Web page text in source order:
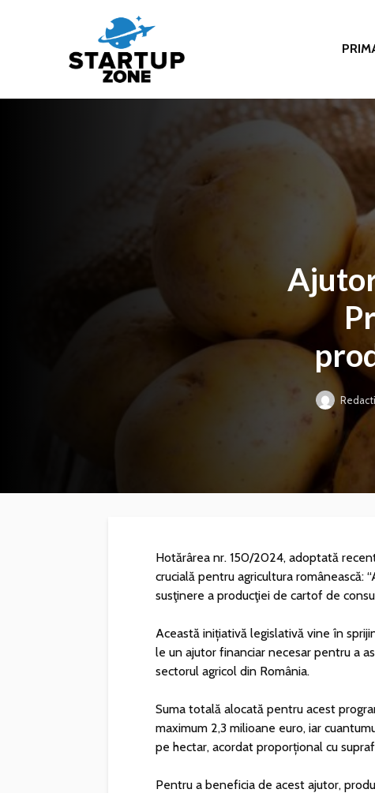
Hotărârea nr. 150/2024, adoptată
crucială pentru agricultura românească:
susţinere a producţiei de cartof de
Această inițiativă legislativă vine în
le un ajutor financiar necesar pentru a
sectorul agricol din România.
Suma totală alocată pentru acest
maximum 2,3 milioane euro, iar
pe hectar, acordat proporțional cu
Pentru a beneficia de acest ajutor,